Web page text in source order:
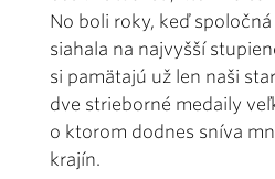
No boli roky, keď
siahala na najvyšší
si pamätajú už len naši
dve strieborné medaily
o ktorom dodnes sníva
krajín.